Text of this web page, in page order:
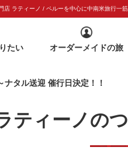
店 ラティーノ / ペルーを中心に中南米旅行一筋
たい オーダーメイドの旅
タル送迎 催行日決定！！
ティーノの